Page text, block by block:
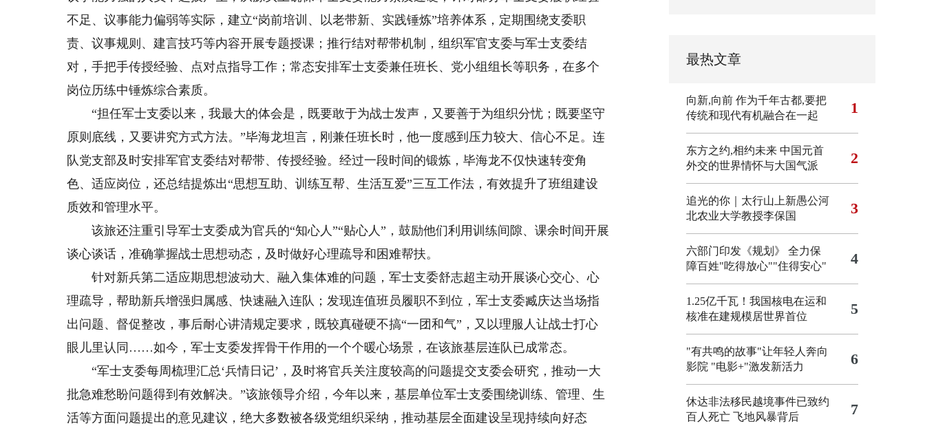
不足、议事能力偏弱等实际，建立“岗前培训、以老带新、实践锤炼”培养体系，定期围绕支委职
责、议事规则、建言技巧等内容开展专题授课；推行结对帮带机制，组织军官支委与军士支委结
对，手把手传授经验、点对点指导工作；常态安排军士支委兼任班长、党小组组长等职务，在多个
岗位历练中锤炼综合素质。
“担任军士支委以来，我最大的体会是，既要敢于为战士发声，又要善于为组织分忧；既要坚守
原则底线，又要讲究方式方法。”毕海龙坦言，刚兼任班长时，他一度感到压力较大、信心不足。连
队党支部及时安排军官支委结对帮带、传授经验。经过一段时间的锻炼，毕海龙不仅快速转变角
色、适应岗位，还总结提炼出“思想互助、训练互帮、生活互爱”三互工作法，有效提升了班组建设
质效和管理水平。
该旅还注重引导军士支委成为官兵的“知心人”“贴心人”，鼓励他们利用训练间隙、课余时间开展
谈心谈话，准确掌握战士思想动态，及时做好心理疏导和困难帮扶。
针对新兵第二适应期思想波动大、融入集体难的问题，军士支委舒志超主动开展谈心交心、心
理疏导，帮助新兵增强归属感、快速融入连队；发现连值班员履职不到位，军士支委臧庆达当场指
出问题、督促整改，事后耐心讲清规定要求，既较真碰硬不搞“一团和气”，又以理服人让战士打心
眼儿里认同……如今，军士支委发挥骨干作用的一个个暖心场景，在该旅基层连队已成常态。
“军士支委每周梳理汇总‘兵情日记’，及时将官兵关注度较高的问题提交支委会研究，推动一大
批急难愁盼问题得到有效解决。”该旅领导介绍，今年以来，基层单位军士支委围绕训练、管理、生
活等方面问题提出的意见建议，绝大多数被各级党组织采纳，推动基层全面建设呈现持续向好态
最热文章
向新,向前 作为千年古都,要把
传统和现代有机融合在一起
1
东方之约,相约未来 中国元首
外交的世界情怀与大国气派
2
追光的你｜太行山上新愚公河
北农业大学教授李保国
3
六部门印发《规划》 全力保
障百姓"吃得放心""住得安心"
4
1.25亿千瓦！我国核电在运和
核准在建规模居世界首位
5
"有共鸣的故事"让年轻人奔向
影院 "电影+"激发新活力 6
休达非法移民越境事件已致约
百人死亡 飞地风暴背后 7